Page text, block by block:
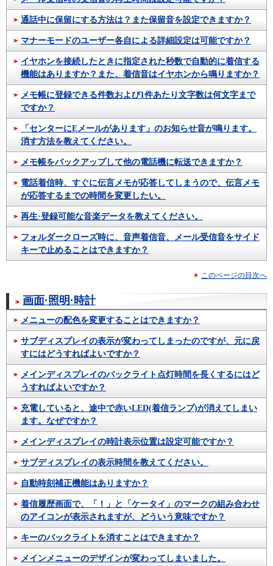
通話中に保留にする方法は？また保留音を設定できますか？
マナーモードのユーザー各自による詳細設定は可能ですか？
イヤホンを接続したときに指定された秒数で自動的に着信する
機能はありますか？また、着信音はイヤホンから鳴りますか？
メモ帳に登録できる件数および1件あたり文字数は何文字まで
ですか？
「センターにEメールがあります」のお知らせ音が鳴ります。
消す方法を教えてください。
メモ帳をバックアップして他の電話機に転送できますか？
電話着信時、すぐに伝言メモが応答してしまうので、伝言メモ
が応答するまでの時間を変更したい。
再生·登録可能な音楽データを教えてください。
フォルダークローズ時に、音声着信音、メール受信音をサイド
キーで止めることはできますか？
このページの目次へ
画面·照明·時計
メニューの配色を変更することはできますか？
サブディスプレイの表示が変わってしまったのですが、元に戻
すにはどうすればよいですか？
メインディスプレイのバックライト点灯時間を長くするにはど
うすればよいですか？
充電していると、途中で赤いLED(着信ランプ)が消えてしまい
ます。なぜですか？
メインディスプレイの時計表示位置は設定可能ですか？
サブディスプレイの表示時間を教えてください。
自動時刻補正機能はありますか？
着信履歴画面で、「！」と「ケータイ」のマークの組み合わせ
のアイコンが表示されますが、どういう意味ですか？
キーのバックライトを消すことはできますか？
メインメニューのデザインが変わってしまいました。